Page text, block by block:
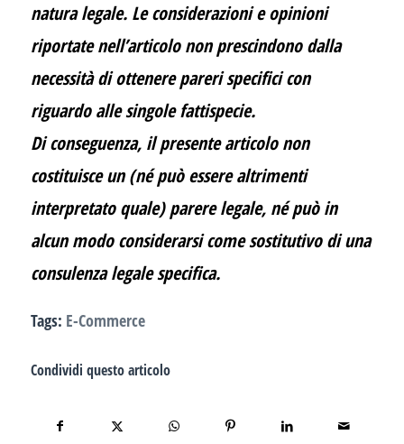
natura legale. Le considerazioni e opinioni
riportate nell’articolo non prescindono dalla
necessità di ottenere pareri specifici con
riguardo alle singole fattispecie.
Di conseguenza, il presente articolo non
costituisce un (né può essere altrimenti
interpretato quale) parere legale, né può in
alcun modo considerarsi come sostitutivo di una
consulenza legale specifica.
Tags: E-Commerce
Condividi questo articolo